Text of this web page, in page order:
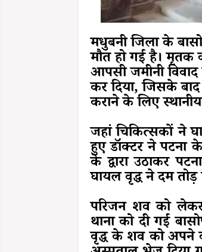
मधुबनी जिला के
मौत हो गई है।मृतक
आपसी जमीनी
कर दिया, जिसके
कराने के लिए
जहां चिकित्सकों ने
हुए डॉक्टर ने पटना
के द्वारा उठाकर
घायल वृद्ध ने दम तोड़
परिजन शव को लेकर
थाना को दी गई
वृद्ध के शव को अपने